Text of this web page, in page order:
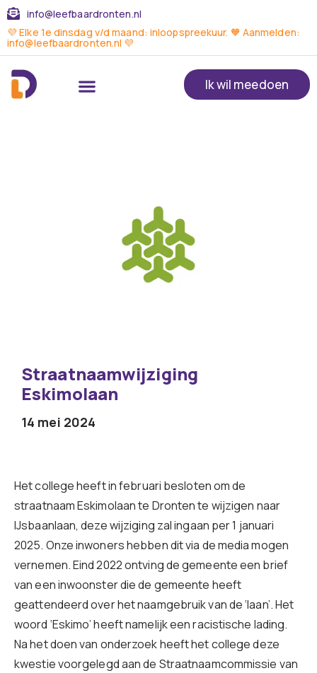
info@leefbaardronten.nl
💜 Elke 1e dinsdag v/d maand: inloopspreekuur. 🧡 Aanmelden:
info@leefbaardronten.nl 💜
Ik wil meedoen
Straatnaamwijziging
Eskimolaan
14 mei 2024
Het college heeft in februari besloten om de
straatnaam Eskimolaan te Dronten te wijzigen naar
IJsbaanlaan, deze wijziging zal ingaan per 1 januari
2025. Onze inwoners hebben dit via de media mogen
vernemen. Eind 2022 ontving de gemeente een brief
van een inwoonster die de gemeente heeft
geattendeerd over het naamgebruik van de ‘laan’. Het
woord ‘Eskimo’ heeft namelijk een racistische lading.
Na het doen van onderzoek heeft het college deze
kwestie voorgelegd aan de Straatnaamcommissie van